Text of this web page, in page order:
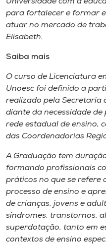
para fortalecer e formar
atuar no mercado de
Elisabeth.
Saiba mais
O curso de Licenciatura
Unoesc foi definido a
realizado pela Secretaria
diante da necessidade
rede estadual de ensino,
das Coordenadorias
A Graduação tem
formando profissionais
práticos no que se refere
processo de ensino e
de crianças, jovens e
síndromes, transtornos,
superdotação, tanto em
contextos de ensino